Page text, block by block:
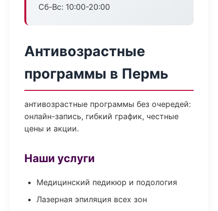
Сб-Вс: 10:00-20:00
Антивозрастные
программы в Пермь
антивозрастные программы без очередей:
онлайн-запись, гибкий график, честные
цены и акции.
Наши услуги
Медицинский педикюр и подология
Лазерная эпиляция всех зон